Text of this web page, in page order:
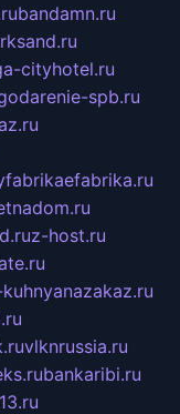
bandamn.ru
cityhotel.ru
spb.ru
z-host.ru
vlknrussia.ru
bankaribi.ru